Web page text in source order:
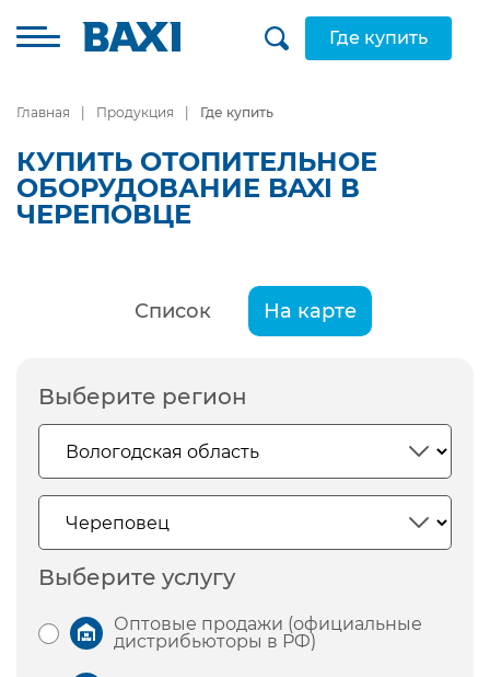
Где купить
Главная Продукция Где купить
КУПИТЬ ОТОПИТЕЛЬНОЕ
ОБОРУДОВАНИЕ BAXI В
ЧЕРЕПОВЦЕ
Список На карте
Выберите регион
Выберите услугу
Оптовые продажи (официальные
дистрибьюторы в РФ)